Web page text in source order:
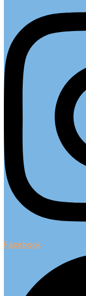
Facebook